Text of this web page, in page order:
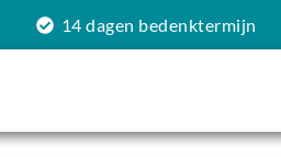
14 dagen bedenktermijn